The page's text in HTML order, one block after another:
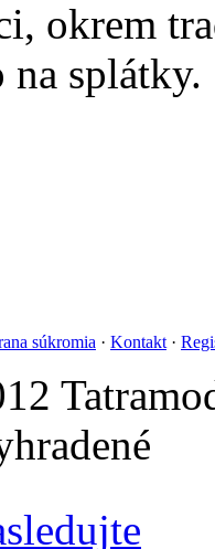
okrem
splátky.
súkromia · Kontakt ·